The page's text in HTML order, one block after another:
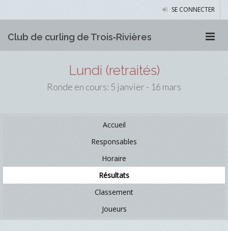
SE CONNECTER
Club de curling de Trois‑Rivières
Lundi (retraités)
Ronde en cours: 5 janvier - 16 mars
Accueil
Responsables
Horaire
Résultats
Classement
Joueurs